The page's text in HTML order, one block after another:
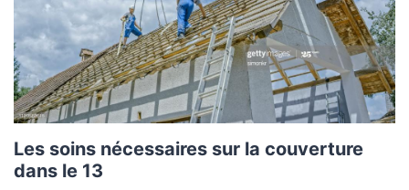
Les soins nécessaires sur la couverture
dans le 13